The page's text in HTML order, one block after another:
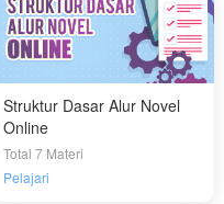
Struktur Dasar Alur Novel
Online
Total 7 Materi
Pelajari